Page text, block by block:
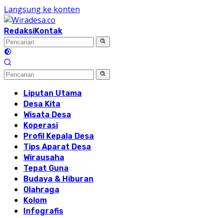
Langsung ke konten
RedaksiKontak
Liputan Utama
Desa Kita
Wisata Desa
Koperasi
Profil Kepala Desa
Tips Aparat Desa
Wirausaha
Tepat Guna
Budaya & Hiburan
Olahraga
Kolom
Infografis